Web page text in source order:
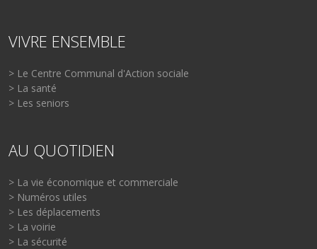
VIVRE ENSEMBLE
> Le Centre Communal d'Action sociale
> La santé
> Les seniors
AU QUOTIDIEN
> La vie économique et commerciale
> Numéros utiles
> Les déplacements
> La voirie
> La sécurité